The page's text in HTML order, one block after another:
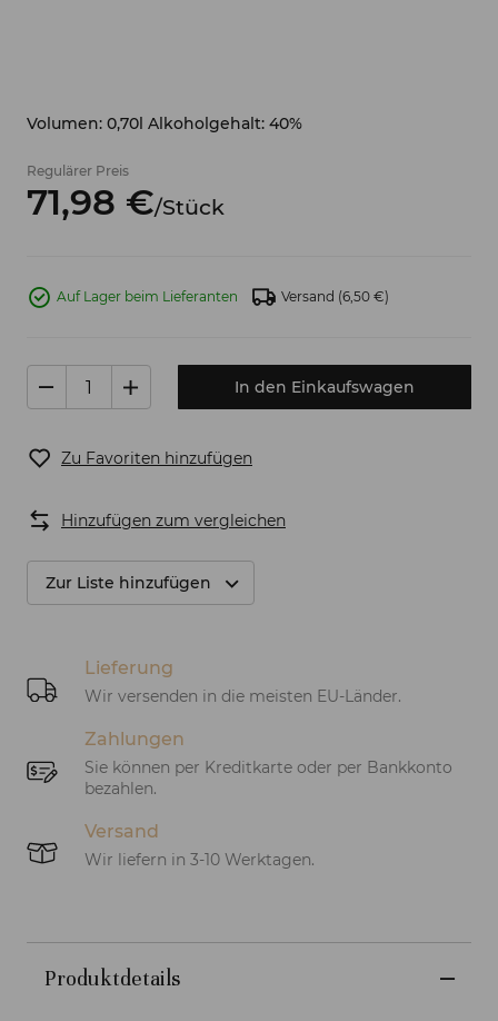
Volumen: 0,70l Alkoholgehalt: 40%
Regulärer Preis
71,98 €/Stück
Auf Lager beim Lieferanten Versand (6,50 €)
In den Einkaufswagen
Zu Favoriten hinzufügen
Hinzufügen zum vergleichen
Zur Liste hinzufügen
Lieferung
Wir versenden in die meisten EU-Länder.
Zahlungen
Sie können per Kreditkarte oder per Bankkonto
bezahlen.
Versand
Wir liefern in 3-10 Werktagen.
Produktdetails